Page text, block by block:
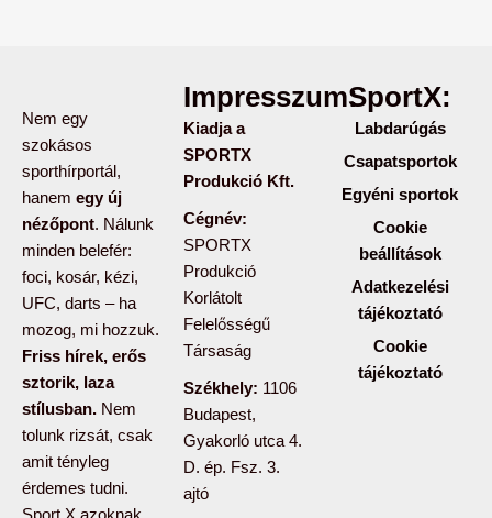
Nem egy
szokásos
sporthírportál,
hanem egy új
nézőpont. Nálunk
minden belefér:
foci, kosár, kézi,
UFC, darts – ha
mozog, mi hozzuk.
Friss hírek, erős
sztorik, laza
stílusban. Nem
tolunk rizsát, csak
amit tényleg
érdemes tudni.
Sport X azoknak,
Impresszum:
Kiadja a
SPORTX
Produkció Kft.
Cégnév:
SPORTX
Produkció
Korlátolt
Felelősségű
Társaság
Székhely: 1106
Budapest,
Gyakorló utca 4.
D. ép. Fsz. 3.
ajtó
SportX:
Labdarúgás
Csapatsportok
Egyéni sportok
Cookie
beállítások
Adatkezelési
tájékoztató
Cookie
tájékoztató